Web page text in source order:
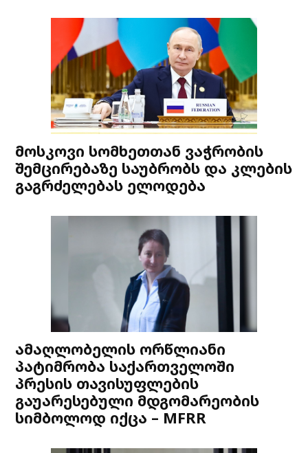
მოსკოვი სომხეთთან ვაჭრობის
შემცირებაზე საუბრობს და კლების
გაგრძელებას ელოდება
ამაღლობელის ორწლიანი
პატიმრობა საქართველოში
პრესის თავისუფლების
გაუარესებული მდგომარეობის
სიმბოლოდ იქცა – MFRR